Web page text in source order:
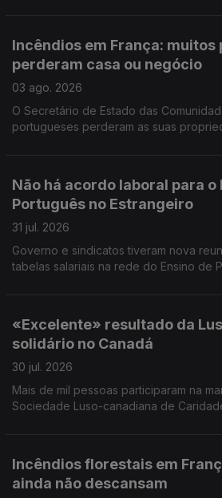
Incêndios em França: muitos
perderam casa ou negócio
03 ago. 2026
O Secretário de Estado das
portugueses perderam as suas
Não há acordo laboral para o
Português no Estrangeiro
31 jul. 2026
Governo e sindicatos tiveram nova
tabelas salariais na rede do Ensino de
«Excelente» resultado da
solidário no Canadá
30 jul. 2026
Mais de mil pessoas participaram na
Sociedade Luso-canadiana de
Incêndios florestais em
ainda não descansam